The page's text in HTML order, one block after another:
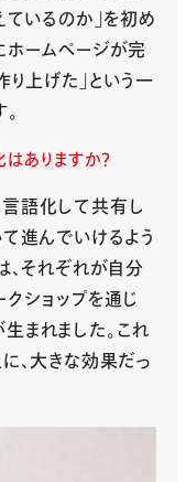
ているのか」を初め
ホームページが完
り上げた」という一
ありますか？
語化して共有し
進んでいけるよう
、それぞれが自分
ショップを通じ
まれました。これ
、大きな効果だっ